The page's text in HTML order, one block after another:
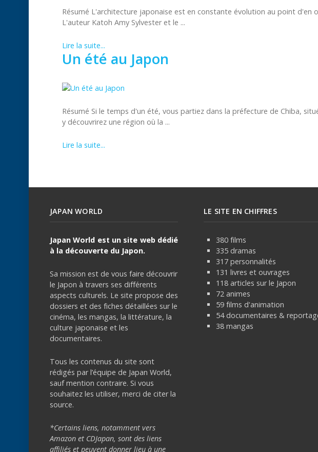
Résumé L'architecture japonaise est en constante évolution au point d'en
L'auteur Katoh Amy Sylvester et le ...
Lire la suite...
Un été au Japon
Résumé Si le temps d'un été, vous partiez dans la préfecture de Chiba,
y découvrirez une région où la ...
Lire la suite...
JAPAN WORLD
Japan World est un site web dédié
à la découverte du Japon.
Sa mission est de vous faire découvrir
le Japon à travers ses différents
aspects culturels. Le site propose des
dossiers et des fiches détaillées sur le
cinéma, les mangas, la littérature, la
culture japonaise et les
documentaires.
Tous les contenus du site sont
rédigés par l’équipe de Japan World,
sauf mention contraire. Si vous
souhaitez les utiliser, merci de citer la
source.
*Certains liens, notamment vers
Amazon et CDJapan, sont des liens
affiliés et peuvent donner lieu à une
LE SITE EN CHIFFRES
380 films
335 dramas
317 personnalités
131 livres et ouvrages
118 articles sur le Japon
72 animes
59 films d'animation
54 documentaires &
38 mangas